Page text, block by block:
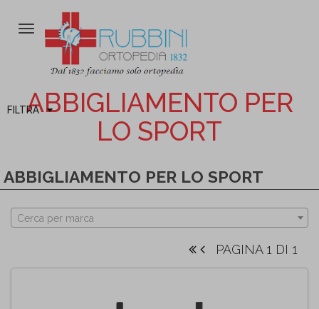
Attiva/disattiva
FILTRAABBIGLIAMENTO PER
LO SPORT
ABBIGLIAMENTO PER LO SPORT
Cerca per marca
PAGINA 1 DI 1